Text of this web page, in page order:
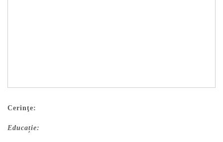
Cerinţe:
Educație: